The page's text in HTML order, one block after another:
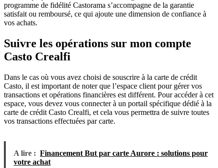
programme de fidélité Castorama s’accompagne de la garantie
satisfait ou remboursé, ce qui ajoute une dimension de confiance à
vos achats.
Suivre les opérations sur mon compte
Casto Crealfi
Dans le cas où vous avez choisi de souscrire à la carte de crédit
Casto, il est important de noter que l’espace client pour gérer vos
transactions et opérations financières est différent. Pour accéder à cet
espace, vous devez vous connecter à un portail spécifique dédié à la
carte de crédit Casto Crealfi, et cela vous permettra de suivre toutes
vos transactions effectuées par carte.
A lire : Financement But par carte Aurore : solutions pour
votre achat